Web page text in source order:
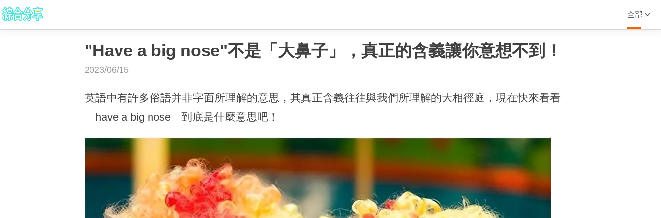
全部
"Have a big nose"不是「大鼻子」，真正的含義讓你意想不到！
2023/06/15
英語中有許多俗語并非字面所理解的意思，其真正含義往往與我們所理解的大相徑庭，現在快來看看
「have a big nose」到底是什麼意思吧！